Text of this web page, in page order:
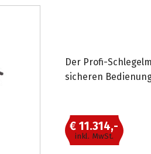
Der Profi-
sicheren
€ 11.314,-
inkl. MwSt.